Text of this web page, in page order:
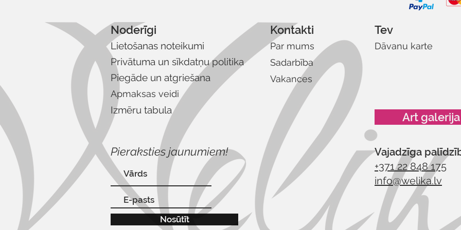
Noderīgi
Lietošanas noteikumi
Privātuma un sīkdatņu politika
Piegāde un atgriešana
Apmaksas veidi
Izmēru tabula
Kontakti
Par mums
Sadarbība
Vakances
Pieraksties jaunumiem!
Nosūtīt
Tev
Dāvanu karte
Art galerija
Vajadzīga
+371 22 848 175
info@welika.lv